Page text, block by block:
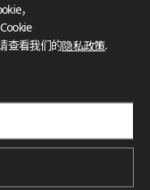
趋势
，
查看我们的隐私政策.